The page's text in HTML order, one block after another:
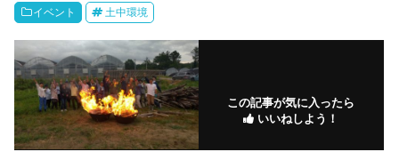
イベント 土中環境
この記事が気に入ったら
いいねしよう！